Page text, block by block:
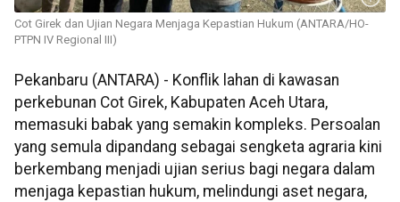
Cot Girek dan Ujian Negara Menjaga Kepastian Hukum (ANTARA/HO-
PTPN IV Regional III)
Pekanbaru (ANTARA) - Konflik lahan di kawasan
perkebunan Cot Girek, Kabupaten Aceh Utara,
memasuki babak yang semakin kompleks. Persoalan
yang semula dipandang sebagai sengketa agraria kini
berkembang menjadi ujian serius bagi negara dalam
menjaga kepastian hukum, melindungi aset negara,